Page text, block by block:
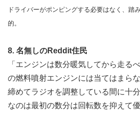
ドライバーがポンピングする必要はなく、踏
的。
8. 名無しのReddit住民
「エンジンは数分暖気してから走る
の燃料噴射エンジンには当てはまら
締めてラジオを調整している間に十
なのは最初の数分は回転数を抑えて